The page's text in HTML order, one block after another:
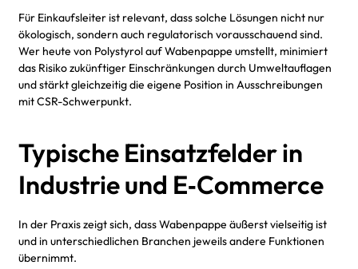
Für Einkaufsleiter ist relevant, dass solche Lösungen nicht nur
ökologisch, sondern auch regulatorisch vorausschauend sind.
Wer heute von Polystyrol auf Wabenpappe umstellt, minimiert
das Risiko zukünftiger Einschränkungen durch Umweltauflagen
und stärkt gleichzeitig die eigene Position in Ausschreibungen
mit CSR-Schwerpunkt.
Typische Einsatzfelder in
Industrie und E‑Commerce
In der Praxis zeigt sich, dass Wabenpappe äußerst vielseitig ist
und in unterschiedlichen Branchen jeweils andere Funktionen
übernimmt.